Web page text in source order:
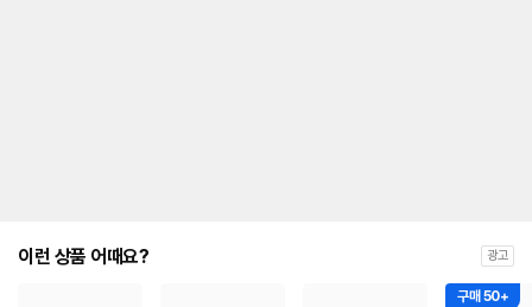
이런 상품 어때요? 광고
구매 50+